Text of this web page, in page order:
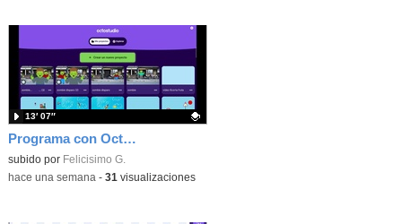
Programa con OctoStudio, un juego de disparos contra Zombies con un cargador basado en el House of the dead
Contenido educativo.
subido por Felicisimo G.
13′ 07″
-hace una semana - 31 visualizaciones